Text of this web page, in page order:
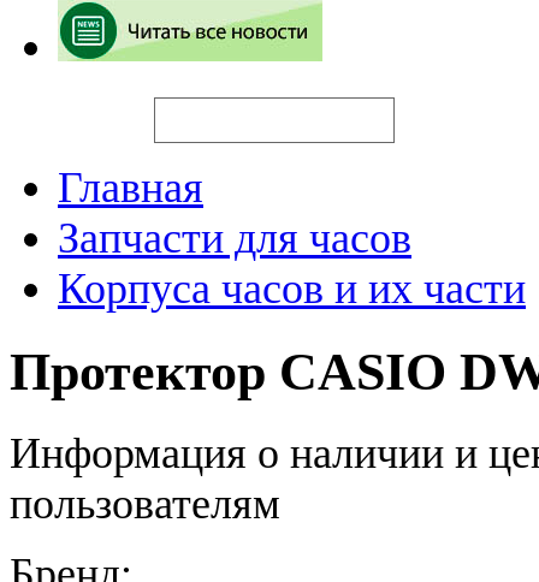
Главная
Запчасти для часов
Корпуса часов и их части
Протектор CASIO
Информация о наличии и
пользователям